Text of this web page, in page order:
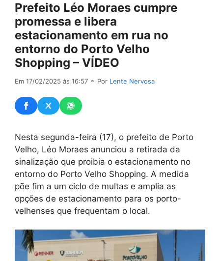
Prefeito Léo Moraes cumpre
promessa e libera
estacionamento em rua no
entorno do Porto Velho
Shopping – VÍDEO
Em 17/02/2025 às 16:57 ⚬ Por Lente Nervosa
Nesta segunda-feira (17), o prefeito de Porto
Velho, Léo Moraes anunciou a retirada da
sinalização que proibia o estacionamento no
entorno do Porto Velho Shopping. A medida
põe fim a um ciclo de multas e amplia as
opções de estacionamento para os porto-
velhenses que frequentam o local.